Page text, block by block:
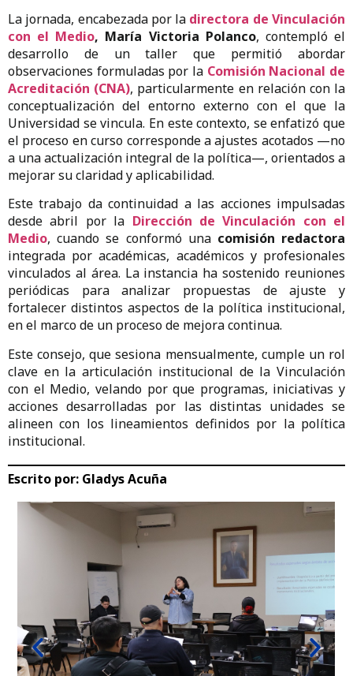
La jornada, encabezada por la directora de Vinculación
con el Medio, María Victoria Polanco, contempló el
desarrollo de un taller que permitió abordar
observaciones formuladas por la Comisión Nacional de
Acreditación (CNA), particularmente en relación con la
conceptualización del entorno externo con el que la
Universidad se vincula. En este contexto, se enfatizó que
el proceso en curso corresponde a ajustes acotados —no
a una actualización integral de la política—, orientados a
mejorar su claridad y aplicabilidad.
Este trabajo da continuidad a las acciones impulsadas
desde abril por la Dirección de Vinculación con el
Medio, cuando se conformó una comisión redactora
integrada por académicas, académicos y profesionales
vinculados al área. La instancia ha sostenido reuniones
periódicas para analizar propuestas de ajuste y
fortalecer distintos aspectos de la política institucional,
en el marco de un proceso de mejora continua.
Este consejo, que sesiona mensualmente, cumple un rol
clave en la articulación institucional de la Vinculación
con el Medio, velando por que programas, iniciativas y
acciones desarrolladas por las distintas unidades se
alineen con los lineamientos definidos por la política
institucional.
Escrito por: Gladys Acuña